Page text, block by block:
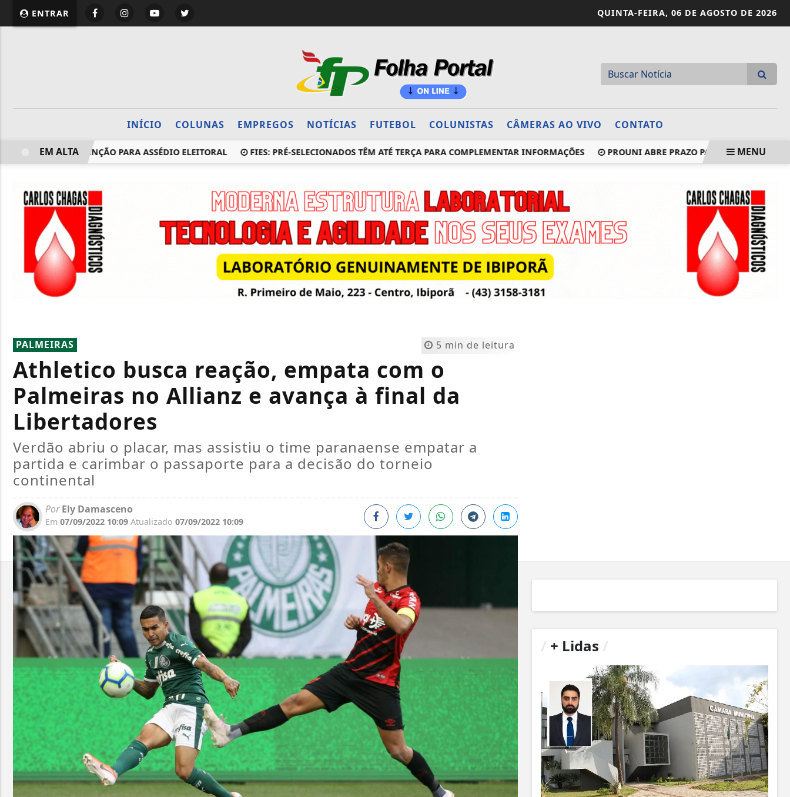
website page view counter
ENTRAR QUINTA-FEIRA, 06 DE AGOSTO DE 2026
INÍCIO COLUNAS EMPREGOS NOTÍCIAS FUTEBOL COLUNISTAS CÂMERAS AO VIVO CONTATO
CHAMA ATENÇÃO PARA ASSÉDIO ELEITORAL FIES: PRÉ-SELECIONADOS TÊM ATÉ TERÇA PARA COMPLEMENTAR INFORMAÇÕES PROUNI ABRE PRAZO PARA COMPROVAR
EM ALTA MENU
5 min de leitura
PALMEIRAS
Athletico busca reação, empata com o
Palmeiras no Allianz e avança à final da
Libertadores
Verdão abriu o placar, mas assistiu o time paranaense empatar a
partida e carimbar o passaporte para a decisão do torneio
continental
PorEly Damasceno
Em 07/09/2022 10:09 Atualizado 07/09/2022 10:09
+ Lidas